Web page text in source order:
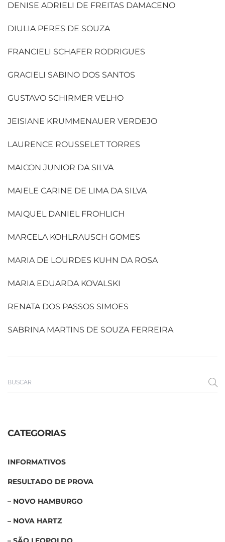
DENISE ADRIELI DE FREITAS DAMACENO
DIULIA PERES DE SOUZA
FRANCIELI SCHAFER RODRIGUES
GRACIELI SABINO DOS SANTOS
GUSTAVO SCHIRMER VELHO
JEISIANE KRUMMENAUER VERDEJO
LAURENCE ROUSSELET TORRES
MAICON JUNIOR DA SILVA
MAIELE CARINE DE LIMA DA SILVA
MAIQUEL DANIEL FROHLICH
MARCELA KOHLRAUSCH GOMES
MARIA DE LOURDES KUHN DA ROSA
MARIA EDUARDA KOVALSKI
RENATA DOS PASSOS SIMOES
SABRINA MARTINS DE SOUZA FERREIRA
CATEGORIAS
INFORMATIVOS
RESULTADO DE PROVA
– NOVO HAMBURGO
– NOVA HARTZ